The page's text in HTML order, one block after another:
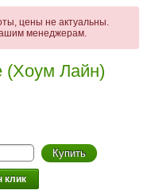
цены не актуальны.
менеджерам.
(Хоум Лайн)
клик